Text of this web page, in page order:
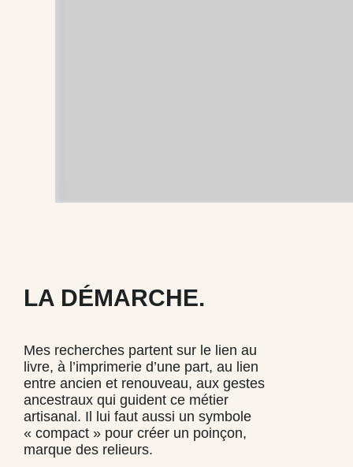
LA DÉMARCHE.
Mes recherches partent sur le lien au
livre, à l’imprimerie d’une part, au lien
entre ancien et renouveau, aux gestes
ancestraux qui guident ce métier
artisanal. Il lui faut aussi un symbole
« compact » pour créer un poinçon,
marque des relieurs.